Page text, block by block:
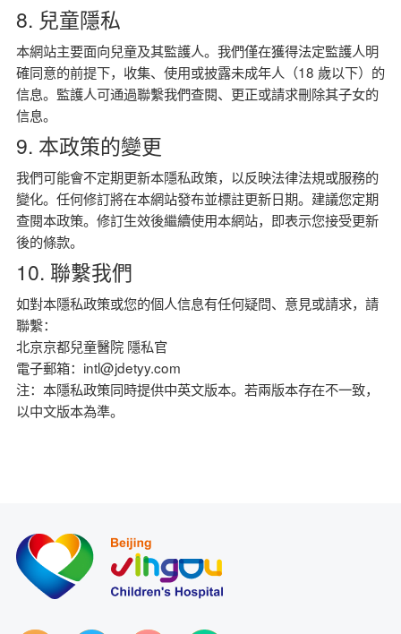
8. 兒童隱私
本網站主要面向兒童及其監護人。我們僅在獲得法定監護人明
確同意的前提下，收集、使用或披露未成年人（18 歲以下）的
信息。監護人可通過聯繫我們查閱、更正或請求刪除其子女的
信息。
9. 本政策的變更
我們可能會不定期更新本隱私政策，以反映法律法規或服務的
變化。任何修訂將在本網站發布並標註更新日期。建議您定期
查閱本政策。修訂生效後繼續使用本網站，即表示您接受更新
後的條款。
10. 聯繫我們
如對本隱私政策或您的個人信息有任何疑問、意見或請求，請
聯繫：
北京京都兒童醫院 隱私官
電子郵箱：intl@jdetyy.com
注：本隱私政策同時提供中英文版本。若兩版本存在不一致，
以中文版本為準。